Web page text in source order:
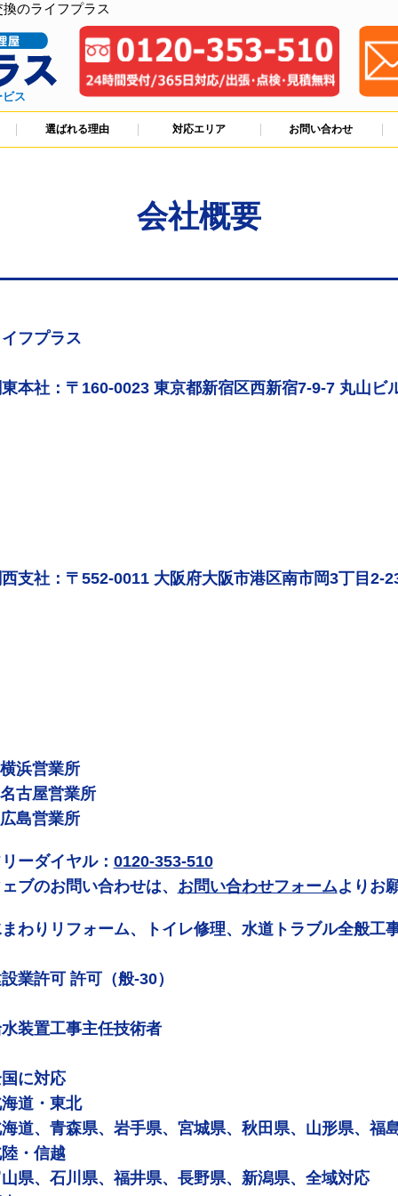
のライフプラス
ス
選ばれる理由 対応エリア お問い合わせ
会社概要
イフプラス
東本社：〒160-0023 東京都新宿区西新宿7-9-7 丸山ビ
西支社：〒552-0011 大阪府大阪市港区南市岡3丁目2-
浜営業所
古屋営業所
島営業所
ーダイヤル： 0120-353-510
ブのお問い合わせは、 お問い合わせフォームよりお
わりリフォーム、トイレ修理、水道トラブル全般工
業許可 許可（般-30）
装置工事主任技術者
に対応
道・東北
道、青森県、岩手県、宮城県、秋田県、山形県、福
・信越
県、石川県、福井県、長野県、新潟県、全域対応